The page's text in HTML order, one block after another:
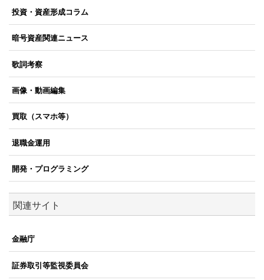
投資・資産形成コラム
暗号資産関連ニュース
歌詞考察
画像・動画編集
買取（スマホ等）
退職金運用
開発・プログラミング
関連サイト
金融庁
証券取引等監視委員会